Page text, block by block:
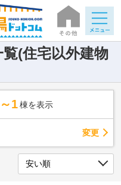
(住宅以外建物
1 棟を表示
変更